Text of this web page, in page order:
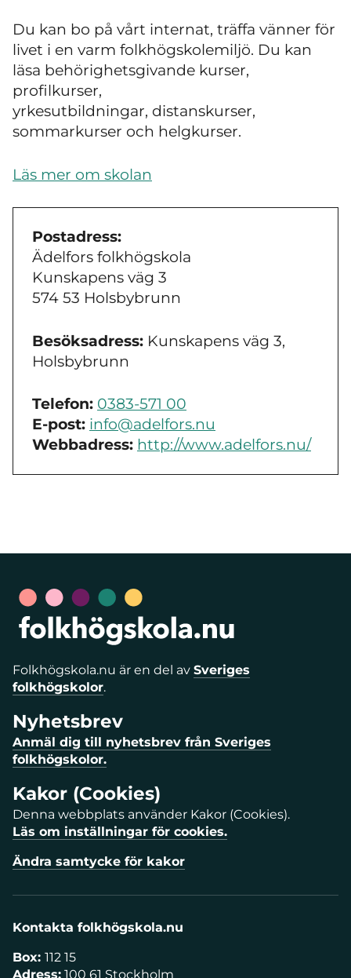
Du kan bo på vårt internat, träffa vänner för
livet i en varm folkhögskolemiljö. Du kan
läsa behörighetsgivande kurser,
profilkurser,
yrkesutbildningar, distanskurser,
sommarkurser och helgkurser.
Läs mer om skolan
Postadress:
Ädelfors folkhögskola
Kunskapens väg 3
574 53 Holsbybrunn
Besöksadress: Kunskapens väg 3,
Holsbybrunn
Telefon: 0383-571 00
E-post: info@adelfors.nu
Webbadress: http://www.adelfors.nu/
Folkhögskola.nu är en del av Sveriges
folkhögskolor.
Nyhetsbrev
Anmäl dig till nyhetsbrev från Sveriges
folkhögskolor.
Kakor (Cookies)
Denna webbplats använder Kakor (Cookies).
Läs om inställningar för cookies.
Ändra samtycke för kakor
Kontakta folkhögskola.nu
Box: 112 15
Adress: 100 61 Stockholm